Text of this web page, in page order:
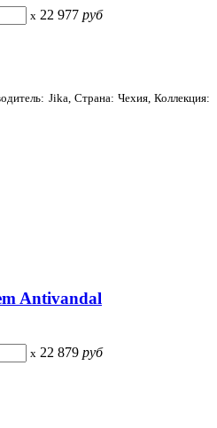
x 22 977 руб
Jika, Страна: Чехия, Коллекция:
Antivandal
x 22 879 руб